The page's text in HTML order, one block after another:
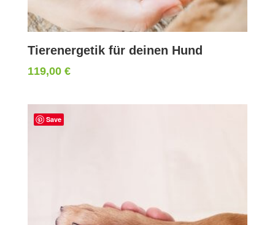
Tierenergetik für deinen Hund
119,00 €
Save